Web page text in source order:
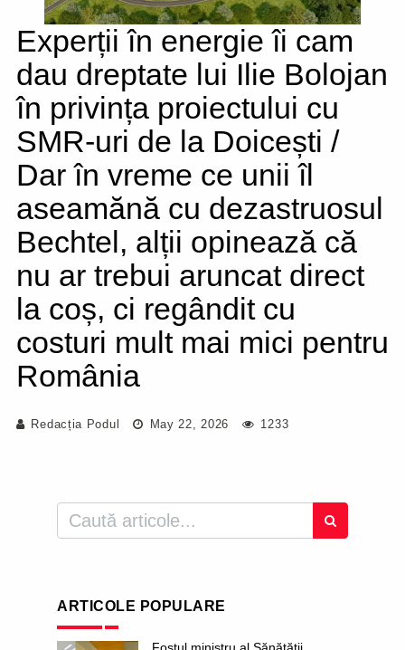
Experții în energie îi cam
dau dreptate lui Ilie Bolojan
în privința proiectului cu
SMR-uri de la Doicești /
Dar în vreme ce unii îl
aseamănă cu dezastruosul
Bechtel, alții opinează că
nu ar trebui aruncat direct
la coș, ci regândit cu
costuri mult mai mici pentru
România
Redacția Podul May 22, 2026 1233
ARTICOLE POPULARE